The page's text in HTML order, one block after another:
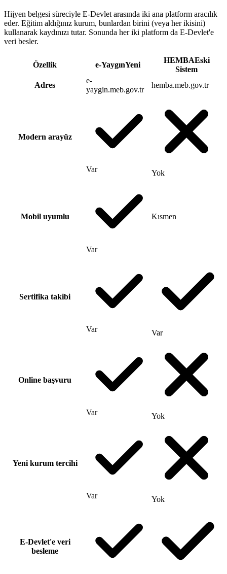
Hijyen belgesi süreciyle E-Devlet arasında iki ana platform aracılık
eder. Eğitim aldığınız kurum, bunlardan birini (veya her ikisini)
kullanarak kaydınızı tutar. Sonunda her iki platform da E-Devlet'e
veri besler.
Özellik e-YaygınYeni
HEMBAEski
Sistem
Adres
e-
yaygin.meb.gov.tr
hemba.meb.gov.tr
Modern arayüz
Var Yok
Mobil uyumlu
Var
Kısmen
Sertifika takibi
Var Var
Online başvuru
Var Yok
Yeni kurum tercihi
Var Yok
E-Devlet'e veri
besleme